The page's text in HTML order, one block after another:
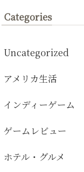
Categories
Uncategorized
アメリカ生活
インディーゲーム
ゲームレビュー
ホテル・グルメ